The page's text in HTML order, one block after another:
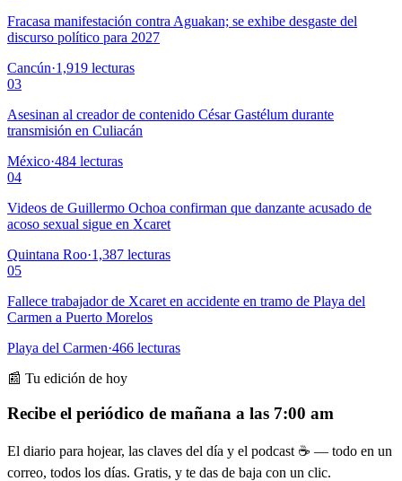
Fracasa manifestación contra Aguakan; se exhibe desgaste del
discurso político para 2027
Cancún·1,919 lecturas
03
Asesinan al creador de contenido César Gastélum durante
transmisión en Culiacán
México·484 lecturas
04
Videos de Guillermo Ochoa confirman que danzante acusado de
acoso sexual sigue en Xcaret
Quintana Roo·1,387 lecturas
05
Fallece trabajador de Xcaret en accidente en tramo de Playa del
Carmen a Puerto Morelos
Playa del Carmen·466 lecturas
📰 Tu edición de hoy
Recibe el periódico de mañana a las 7:00 am
El diario para hojear, las claves del día y el podcast ☕ — todo en un
correo, todos los días. Gratis, y te das de baja con un clic.